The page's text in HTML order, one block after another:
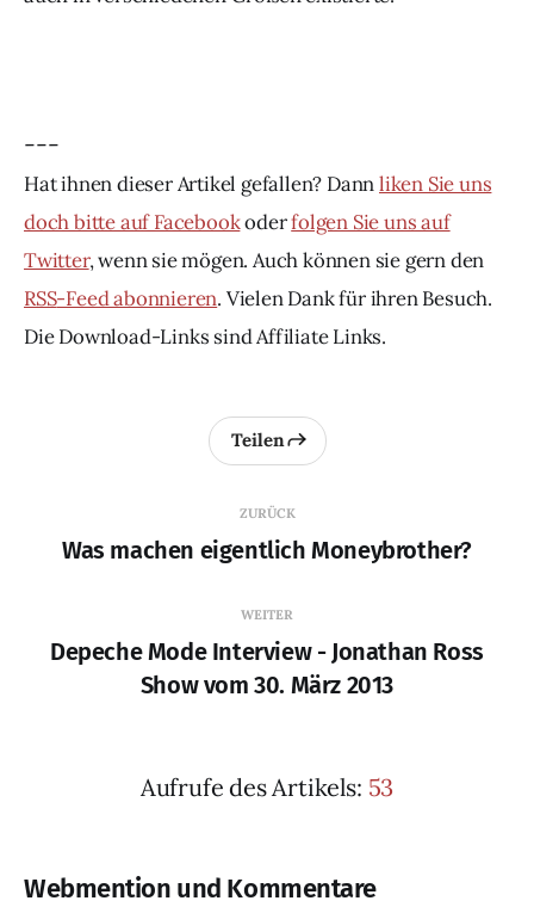
---
Hat ihnen dieser Artikel gefallen? Dannliken Sie uns
doch bitte auf Facebookoderfolgen Sie uns auf
Twitter, wenn sie mögen. Auch können sie gern den
RSS-Feed abonnieren. Vielen Dank für ihren Besuch.
Die Download-Links sind Affiliate Links.
ZURÜCK
Was machen eigentlich Moneybrother?
Teilen
WEITER
Depeche Mode Interview - Jonathan Ross
Show vom 30. März 2013
Aufrufe des Artikels: 53
Webmention und Kommentare